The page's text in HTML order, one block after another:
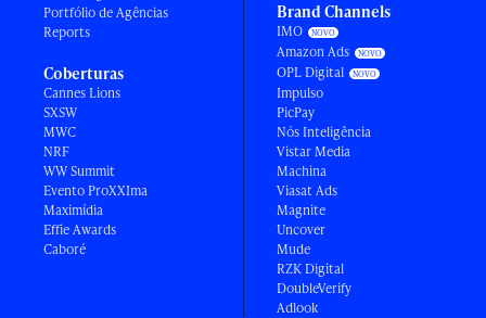
Portfólio de Agências
Reports
Coberturas
Cannes Lions
SXSW
MWC
NRF
WW Summit
Evento ProXXIma
Maximídia
Effie Awards
Caboré
Brand Channels
IMO
Amazon Ads
OPL Digital
Impulso
PicPay
Nós Inteligência
Vistar Media
Machina
Viasat Ads
Magnite
Uncover
Mude
RZK Digital
DoubleVerify
Adlook